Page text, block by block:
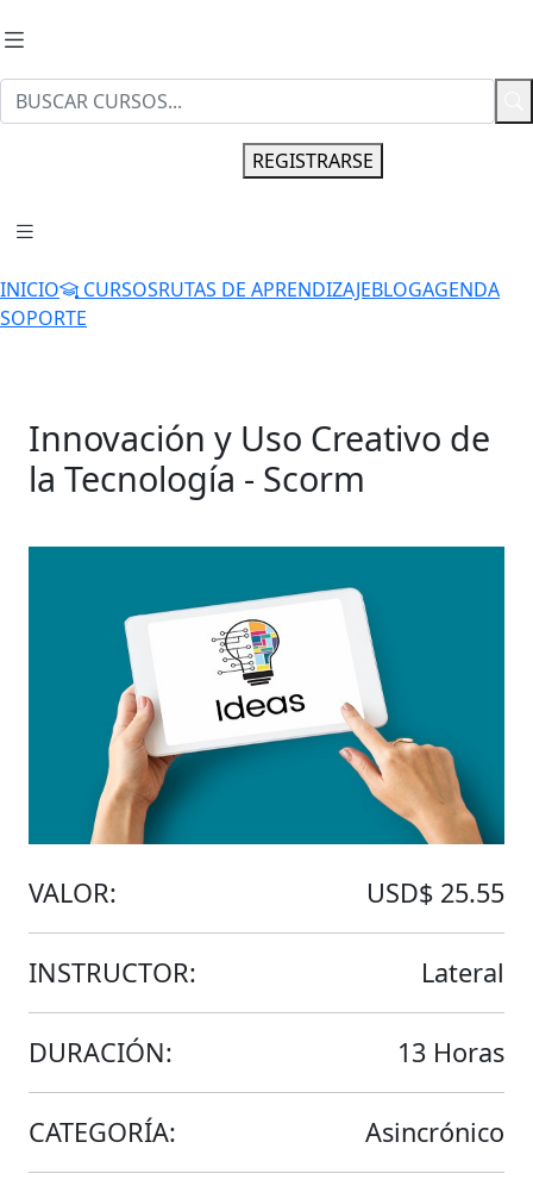
REGISTRARSE
INICIO CURSOSRUTAS DE APRENDIZAJEBLOGAGENDA
SOPORTE
Innovación y Uso Creativo de
la Tecnología - Scorm
VALOR: USD$ 25.55
INSTRUCTOR: Lateral
DURACIÓN: 13 Horas
CATEGORÍA: Asincrónico